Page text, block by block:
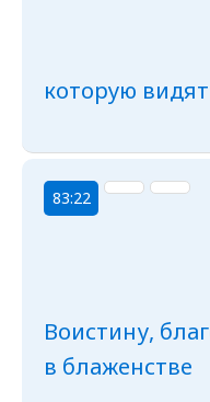
которую
83:22
Воистину,
в блаженстве